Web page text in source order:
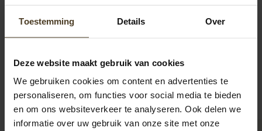
Toestemming Details Over
Deze website maakt gebruik van cookies
We gebruiken cookies om content en advertenties te
personaliseren, om functies voor social media te bieden
en om ons websiteverkeer te analyseren. Ook delen we
informatie over uw gebruik van onze site met onze
bericht van ons.